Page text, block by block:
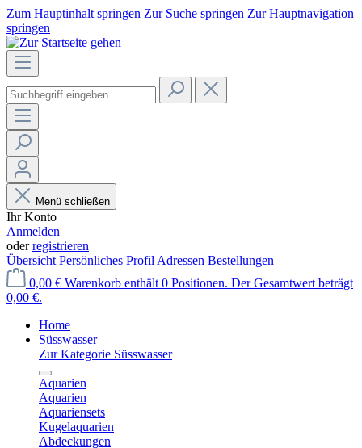
Zum Hauptinhalt springen Zur Suche springen Zur Hauptnavigation
springen
Menü schließen
Ihr Konto
Anmelden
oderregistrieren
Übersicht Persönliches Profil Adressen Bestellungen
0,00 € Warenkorb enthält 0 Positionen. Der Gesamtwert beträgt
0,00 €.
Home
Süsswasser
Zur Kategorie Süsswasser
Aquarien
Aquarien
Aquariensets
Kugelaquarien
Abdeckungen